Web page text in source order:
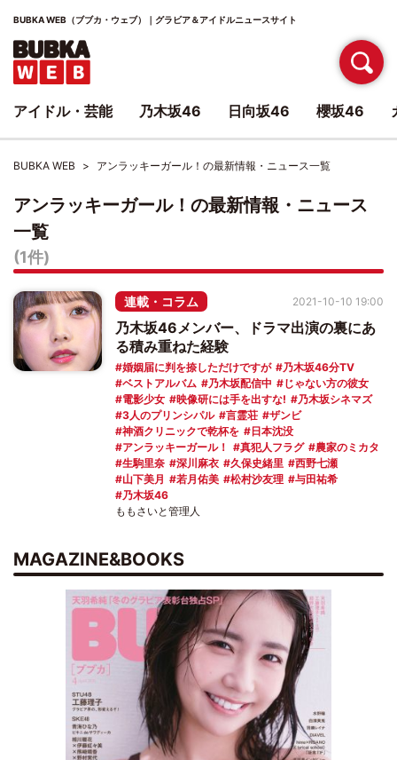
BUBKA WEB（ブブカ・ウェブ）｜グラビア＆アイドルニュースサイト
BUBKA WEB アンラッキーガール！の最新情報・ニュース一覧
アンラッキーガール！の最新情報・ニュース
一覧
(1件)
連載・コラム
乃木坂46メンバー、ドラマ出演の裏にあ
る積み重ねた経験
婚姻届に判を捺しただけですが
乃木坂46分TV
ベストアルバム
乃木坂配信中
じゃない方の彼女
電影少女
映像研には手を出すな!
乃木坂シネマズ
3人のプリンシパル
言霊荘
ザンビ
神酒クリニックで乾杯を
日本沈没
アンラッキーガール！
真犯人フラグ
農家のミカタ
生駒里奈
深川麻衣 久保史緒里
西野七瀬
山下美月
若月佑美 松村沙友理
与田祐希
乃木坂46
2021-10-10 19:00
ももさいと管理人
MAGAZINE&BOOKS
アイドル・芸能 乃木坂46 日向坂46 櫻坂46